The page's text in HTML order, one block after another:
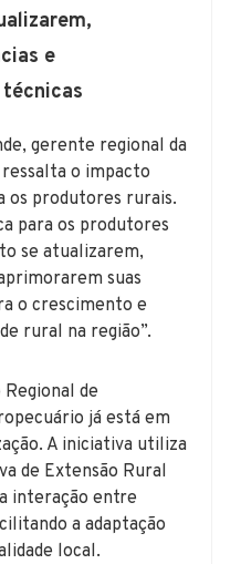
e
gerente regional da
o impacto
os produtores rurais.
para os produtores
se atualizarem,
suas
o crescimento e
rural na região”.
de
já está em
A iniciativa utiliza
de Extensão Rural
interação entre
a adaptação
local.